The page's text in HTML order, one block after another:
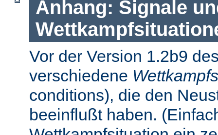
Anhang: Signale
Vor der Version 1.2b9
verschiedene
conditions), die den
beeinflußt haben.